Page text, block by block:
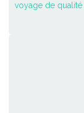
voyage de qualité